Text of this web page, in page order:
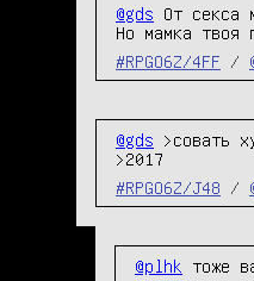
@gds От секса
Но мамка твоя
#RPGO6Z/4FF
/
@gds >совать
>2017
#RPGO6Z/J48
/
@plhk тоже